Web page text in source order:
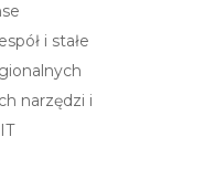
i stałe
narzędzi i